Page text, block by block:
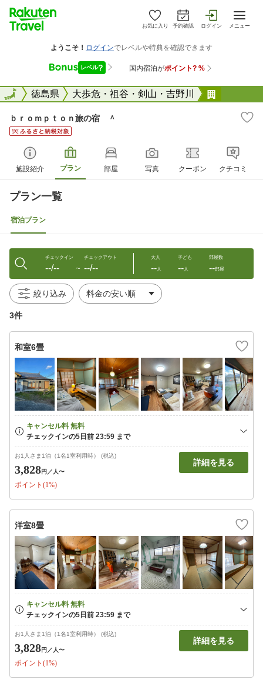
お気に入り 予約確認 ログイン メニュー
全国徳島県 大歩危・祖谷・剣山・吉野川
全国
ｂｒｏｍｐｔｏｎ旅の宿 ＾
施設紹介 プラン 部屋 写真 クーポン クチコミ
プラン一覧
宿泊プラン
チェックイン
--/-- 〜
チェックアウト
--/--
大人
--人
子ども
--人
部屋数
--部屋
絞り込み
3件
和室6畳
お1人さま1泊（1名1室利用時） (税込)
3,828円 ／人〜
ポイント(1%)
詳細を見る
洋室8畳
お1人さま1泊（1名1室利用時） (税込)
3,828円 ／人〜
ポイント(1%)
詳細を見る